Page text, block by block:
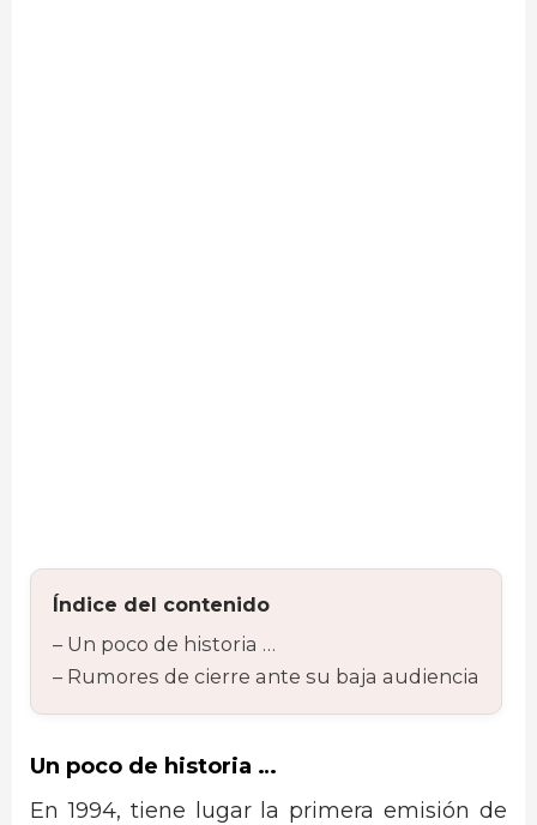
Índice del contenido
Un poco de historia …
Rumores de cierre ante su baja audiencia
Un poco de historia …
En 1994, tiene lugar la primera emisión de